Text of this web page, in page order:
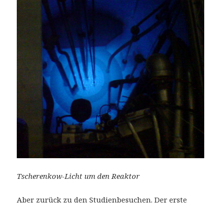
Tscherenkow-Licht um den Reaktor
Aber zurück zu den Studienbesuchen. Der erste